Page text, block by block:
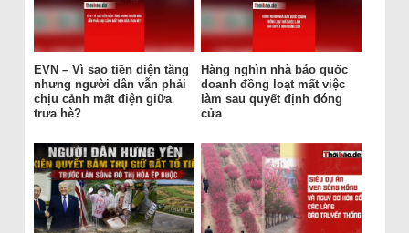
EVN – Vì sao tiền điện tăng
nhưng người dân vẫn phải
chịu cảnh mất điện giữa
trưa hè?
Hàng nghìn nhà báo quốc
doanh đồng loạt mất việc
làm sau quyết định đóng
cửa